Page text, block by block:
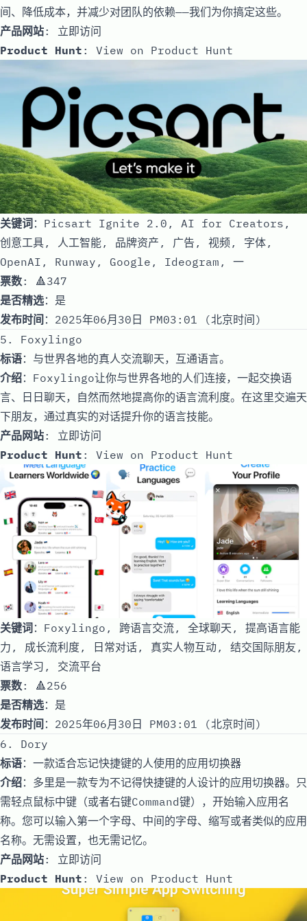
间、降低成本，并减少对团队的依赖——我们为你搞定这些。
产品网站: 立即访问
Product Hunt : View on Product Hunt
关键词：Picsart Ignite 2.0, AI for Creators,
创意工具, 人工智能, 品牌资产, 广告, 视频, 字体,
OpenAI, Runway, Google, Ideogram, 一
票数: 🔺347
是否精选：是
发布时间 ：2025年06月30日 PM03:01 (北京时间)
5. Foxylingo
标语：与世界各地的真人交流聊天，互通语言。
介绍：Foxylingo让你与世界各地的人们连接，一起交换语
言、日日聊天，自然而然地提高你的语言流利度。在这里交遍天
下朋友，通过真实的对话提升你的语言技能。
产品网站: 立即访问
Product Hunt : View on Product Hunt
关键词：Foxylingo, 跨语言交流, 全球聊天, 提高语言能
力, 成长流利度, 日常对话, 真实人物互动, 结交国际朋友,
语言学习, 交流平台
票数: 🔺256
是否精选：是
发布时间 ：2025年06月30日 PM03:01 (北京时间)
6. Dory
标语：一款适合忘记快捷键的人使用的应用切换器
介绍：多里是一款专为不记得快捷键的人设计的应用切换器。只
需轻点鼠标中键（或者右键Command键），开始输入应用名
称。您可以输入第一个字母、中间的字母、缩写或者类似的应用
名称。无需设置，也无需记忆。
产品网站: 立即访问
Product Hunt : View on Product Hunt